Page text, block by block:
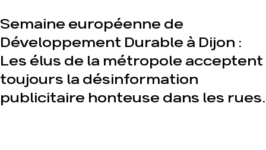
Missions et méthodes
Équipes et
fonctionnement
Le réseau dans le
monde
Nos alliés
destructrice
Gaz au Mozambique,
la violence TOTAL(e)
Nos autres
campagnes
Semaine européenne de
Développement Durable à Dijon :
Les élus de la métropole acceptent
toujours la désinformation
publicitaire honteuse dans les rues.